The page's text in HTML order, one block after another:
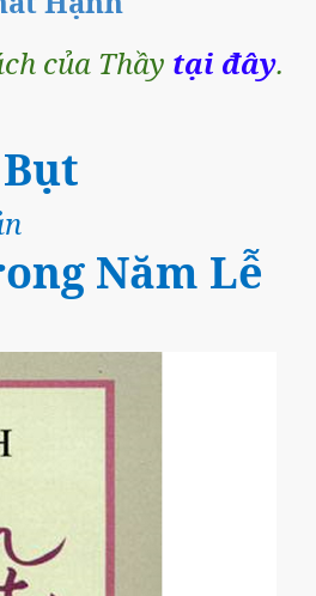
của Thầy tại đây.
Năm Lễ